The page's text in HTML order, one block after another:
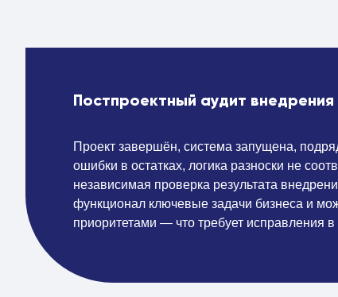
Постпроектный аудит
Проект завершён, система запущена,
ошибки в остатках, логика разноски не
независимая проверка результата
функционал ключевые задачи бизнеса и
приоритетами — что требует исправления